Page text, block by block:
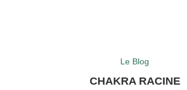
Le Blog
CHAKRA RACINE